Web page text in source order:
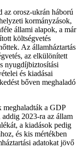
az orosz-ukrán háború
kormányzások,
állami alapok, a már
költségvetés
Az államháztartás
az elkülönített
nyugdíjbiztosítási
és kiadásai
bőven meghaladó
meghaladták a GDP
2023-ra az állam
a kiadások pedig
és kis mértékben
adatokat jövő